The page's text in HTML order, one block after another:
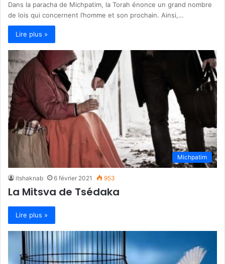
Dans la paracha de Michpatim, la Torah énonce un grand nombre
de lois qui concernent l’homme et son prochain. Ainsi,…
Lire plus »
Michpatim
itshaknab 6 février 2021 953
La Mitsva de Tsédaka
Lire plus »